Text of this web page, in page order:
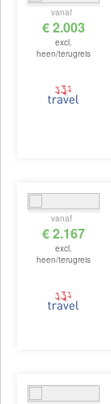
vanaf
€ 2.003
excl.
heen/terugreis
vanaf
€ 2.167
excl.
heen/terugreis